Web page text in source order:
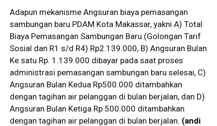
Adapun mekanisme Angsuran biaya pemasangan
sambungan baru PDAM Kota Makassar, yakni A) Total
Biaya Pemasangan Sambungan Baru (Golongan Tarif
Sosial dan R1 s/d R4) Rp2.139.000, B) Angsuran Bulan
Ke satu Rp. 1.139.000 dibayar pada saat proses
administrasi pemasangan sambungan baru selesai, C)
Angsuran Bulan Kedua Rp500.000 ditambahkan
dengan tagihan air pelanggan di bulan berjalan, dan D)
Angsuran Bulan Ketiga Rp 500.000 ditambahkan
dengan tagihan air pelanggan di bulan berjalan. (andi